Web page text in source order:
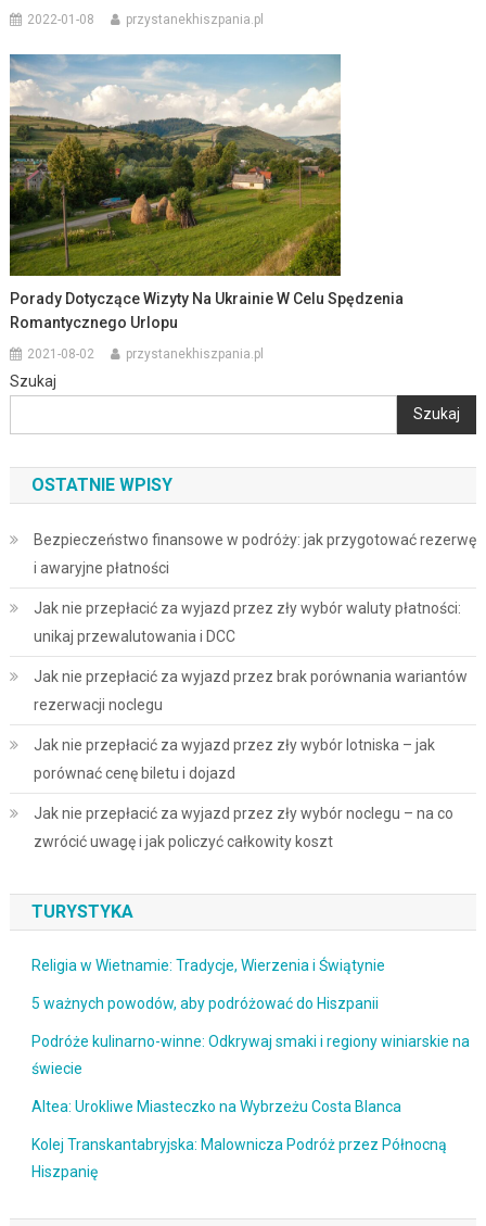
2022-01-08 przystanekhiszpania.pl
Porady Dotyczące Wizyty Na Ukrainie W Celu Spędzenia
Romantycznego Urlopu
2021-08-02 przystanekhiszpania.pl
Szukaj
Szukaj
OSTATNIE WPISY
Bezpieczeństwo finansowe w podróży: jak przygotować rezerwę
i awaryjne płatności
Jak nie przepłacić za wyjazd przez zły wybór waluty płatności:
unikaj przewalutowania i DCC
Jak nie przepłacić za wyjazd przez brak porównania wariantów
rezerwacji noclegu
Jak nie przepłacić za wyjazd przez zły wybór lotniska – jak
porównać cenę biletu i dojazd
Jak nie przepłacić za wyjazd przez zły wybór noclegu – na co
zwrócić uwagę i jak policzyć całkowity koszt
TURYSTYKA
Religia w Wietnamie: Tradycje, Wierzenia i Świątynie
5 ważnych powodów, aby podróżować do Hiszpanii
Podróże kulinarno-winne: Odkrywaj smaki i regiony winiarskie na
świecie
Altea: Urokliwe Miasteczko na Wybrzeżu Costa Blanca
Kolej Transkantabryjska: Malownicza Podróż przez Północną
Hiszpanię